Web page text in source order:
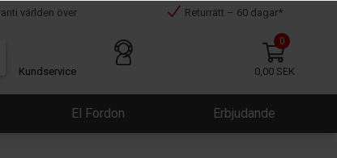
världen över Returrätt – 60 dagar*
Kundservice
0
0,00 SEK
El Fordon Erbjudande